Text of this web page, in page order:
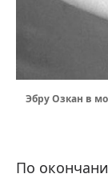
Эбру Озкан в
По